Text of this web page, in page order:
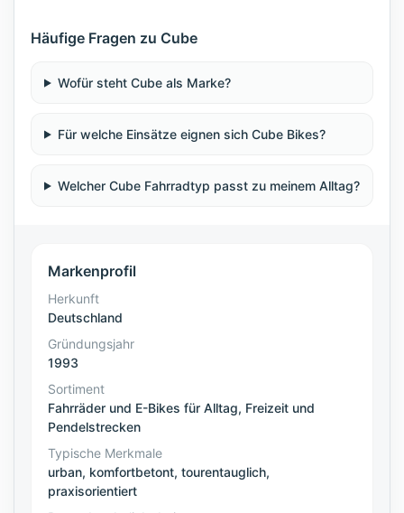
Häufige Fragen zu Cube
Wofür steht Cube als Marke?
Für welche Einsätze eignen sich Cube Bikes?
Welcher Cube Fahrradtyp passt zu meinem Alltag?
Markenprofil
Herkunft
Deutschland
Gründungsjahr
1993
Sortiment
Fahrräder und E-Bikes für Alltag, Freizeit und
Pendelstrecken
Typische Merkmale
urban, komfortbetont, tourentauglich,
praxisorientiert